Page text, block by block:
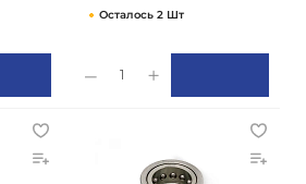
Осталось 2 Шт
1